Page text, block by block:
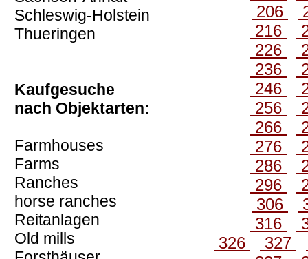
Schleswig-Holstein
Thueringen
Kaufgesuche
nach Objektarten:
Farmhouses
Farms
Ranches
horse ranches
Reitanlagen
Old mills
206
216
226
236
246
256
266
276
286
296
306
316
326
327